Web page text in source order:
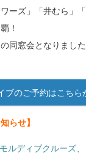
ーズ」「井むら」
！
同窓会となりまし
ブのご予約はこちら
らせ】
ルディブクルーズ